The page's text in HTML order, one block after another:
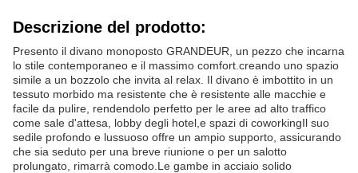
Descrizione del prodotto:
Presento il divano monoposto GRANDEUR, un pezzo che incarna
lo stile contemporaneo e il massimo comfort.creando uno spazio
simile a un bozzolo che invita al relax. Il divano è imbottito in un
tessuto morbido ma resistente che è resistente alle macchie e
facile da pulire, rendendolo perfetto per le aree ad alto traffico
come sale d'attesa, lobby degli hotel,e spazi di coworkingIl suo
sedile profondo e lussuoso offre un ampio supporto, assicurando
che sia seduto per una breve riunione o per un salotto
prolungato, rimarrà comodo.Le gambe in acciaio solido